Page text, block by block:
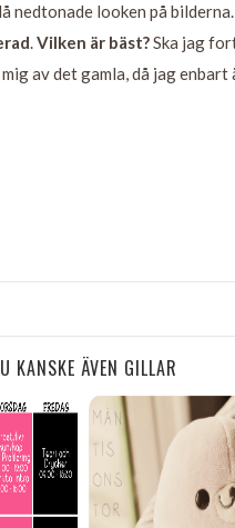
looken på
.Vilken är bäst?Ska jag
av det gamla, då jag enbart
KANSKE ÄVEN GILLAR